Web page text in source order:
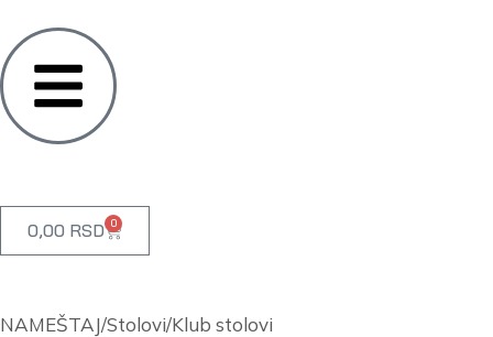
0,00 RSD 0
NAMEŠTAJ/Stolovi/Klub stolovi